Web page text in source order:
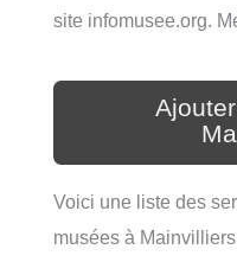
site infomusee.org.
Voici une liste des
musées à